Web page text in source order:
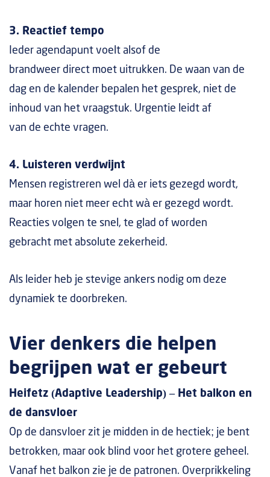
3. Reactief tempo
Ieder agendapunt voelt alsof de
brandweer direct moet uitrukken. De waan van de
dag en de kalender bepalen het gesprek, niet de
inhoud van het vraagstuk. Urgentie leidt af
van de echte vragen.
4. Luisteren verdwijnt
Mensen registreren wel dà er iets gezegd wordt,
maar horen niet meer echt wà er gezegd wordt.
Reacties volgen te snel, te glad of worden
gebracht met absolute zekerheid.
Als leider heb je stevige ankers nodig om deze
dynamiek te doorbreken.
Vier denkers die helpen
begrijpen wat er gebeurt
Heifetz (Adaptive Leadership) – Het balkon en
de dansvloer
Op de dansvloer zit je midden in de hectiek; je bent
betrokken, maar ook blind voor het grotere geheel.
Vanaf het balkon zie je de patronen. Overprikkeling